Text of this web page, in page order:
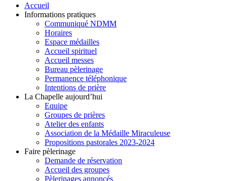
Accueil
Informations pratiques
Communiqué NDMM
Horaires
Espace médailles
Accueil spirituel
Accueil messes
Bureau pèlerinage
Permanence téléphonique
Intentions de prière
La Chapelle aujourd’hui
Equipe
Groupes de prières
Atelier des enfants
Association de la Médaille Miraculeuse
Propositions pastorales 2023-2024
Faire pèlerinage
Demande de réservation
Accueil des groupes
Pèlerinages annoncés